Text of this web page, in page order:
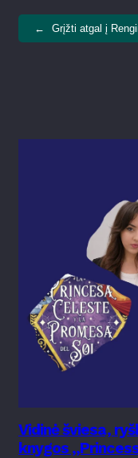
← Grįžti atgal į
Vidinė šviesa,
knygos